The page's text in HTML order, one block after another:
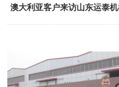
澳大利亚客户来访山东运泰